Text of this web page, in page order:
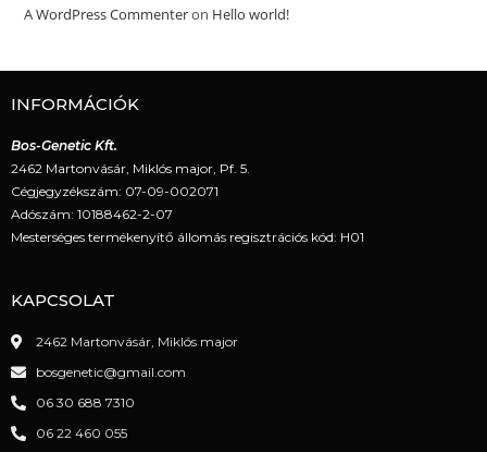
A WordPress Commenteron Hello world!
INFORMÁCIÓK
Bos-Genetic Kft.
2462 Martonvásár, Miklós major, Pf. 5.
Cégjegyzékszám: 07-09-002071
Adószám: 10188462-2-07
Mesterséges termékenyítő állomás regisztrációs kód: H01
KAPCSOLAT
2462 Martonvásár, Miklós major
bosgenetic@gmail.com
06 30 688 7310
06 22 460 055